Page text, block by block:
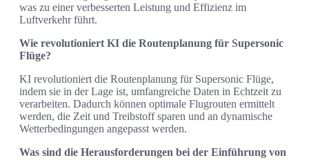
was zu einer verbesserten Leistung und Effizienz im
Luftverkehr führt.
Wie revolutioniert KI die Routenplanung für Supersonic
Flüge?
KI revolutioniert die Routenplanung für Supersonic Flüge,
indem sie in der Lage ist, umfangreiche Daten in Echtzeit zu
verarbeiten. Dadurch können optimale Flugrouten ermittelt
werden, die Zeit und Treibstoff sparen und an dynamische
Wetterbedingungen angepasst werden.
Was sind die Herausforderungen bei der Einführung von